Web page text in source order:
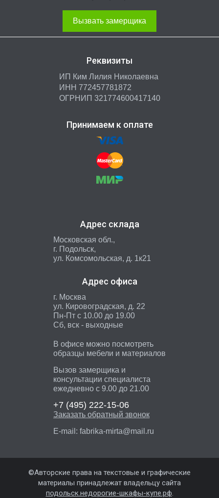
Вызвать замерщика
Реквизиты
ИП Ким Лилия Николаевна
ИНН 772457781872
ОГРНИП 321774600417140
Принимаем к оплате
Адрес склада
Московская обл.,
г. Подольск,
ул. Комсомольская, д. 1к21
Адрес офиса
г. Москва
ул. Кировоградская, д. 22
Пн-Пт с 10.00 до 19.00
Сб, вск - выходные
В офисе можно посмотреть
образцы мебели и материалов
Вызов замерщика и
консультации специалиста
ежедневно с 9.00 до 21.00
+7 (495) 222-15-06
Заказать обратный звонок
E-mail: fabrika-mirta@mail.ru
©Авторские права на текстовые и графические
материалы принадлежат владельцу сайта
подольск.недорогие-шкафы-купе.рф.